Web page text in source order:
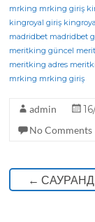
c
e
b
o
o
k
it
te
r
mrking mrking giriş
kingroyal giriş
madridbet madridbet
meritking güncel
meritking adres
mrking mrking giriş
admin
No Comments
←